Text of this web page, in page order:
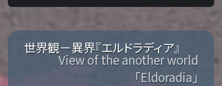
世界観－異界『エルドラディア』
View of the another world
「Eldoradia」